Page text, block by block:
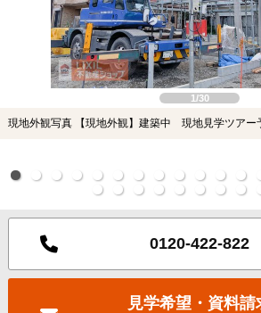
1/30
現地外観写真 【現地外観】建築中 現地見学ツアー
0120-422-822
見学希望・資料請